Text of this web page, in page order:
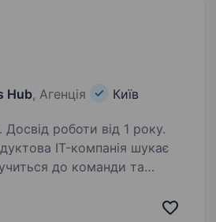
Hub, Агенція Київ
Досвід роботи від 1 року.
до команди та
вивантажень і